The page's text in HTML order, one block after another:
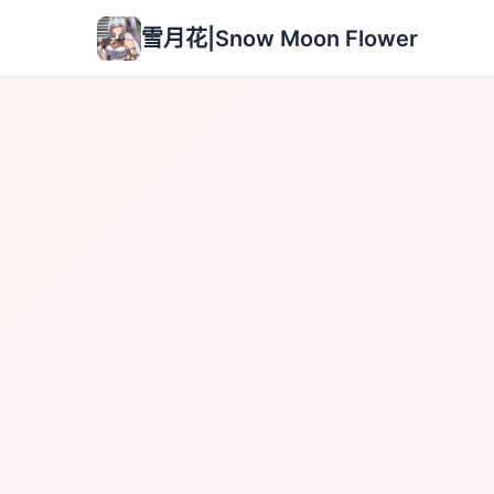
雪月花|Snow Moon Flower